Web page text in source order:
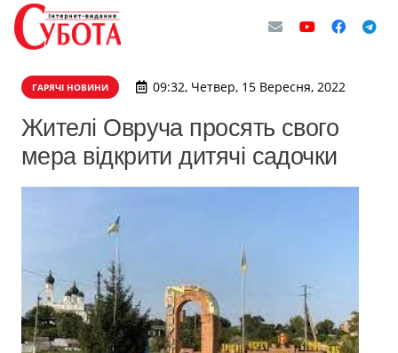
ГАРЯЧІ НОВИНИ 09:32, Четвер, 15 Вересня, 2022
Жителі Овруча просять свого
мера відкрити дитячі садочки